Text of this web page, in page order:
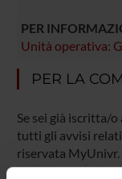
PER
Unità operativa:
PER LA
Se sei già iscritta/
tutti gli avvisi
riservata MyUnivr.
In questo portale